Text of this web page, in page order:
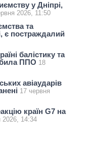
у Дніпрі,
2026, 11:50
та
є постраждалий
балістику та
ППО 18
авіаударів
17 червня
країн G7 на
2026, 14:34